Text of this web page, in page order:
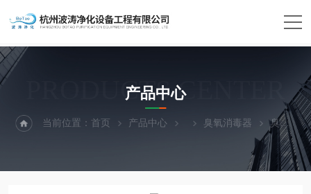
PRODUCTS CENTER
产品中心
当前位置：首页 产品中心 臭氧消毒器 臭氧消毒器